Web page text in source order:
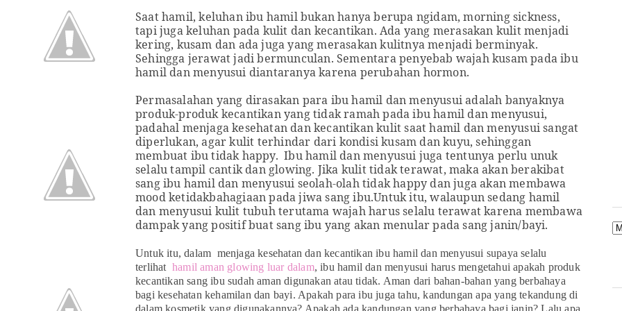
Saathamil, keluhan ibu hamil bukan hanya berupa ngidam, morning sickness,
tapi juga keluhan pada kulit dan kecantikan. Ada yang merasakan kulitmenjadi
kering, kusam dan ada juga yang merasakan kulitnya menjadi berminyak.
Sehingga jerawat jadi bermunculan. Sementara penyebab wajah kusam pada ibu
hamil dan menyusui diantaranya karena perubahan hormon.
Permasalahan yang dirasakan para ibu hamil dan menyusuiadalah banyaknya
produk-produk kecantikan yangtidak ramah pada ibu hamil dan menyusui,
padahal menjaga kesehatan dan kecantikan kulitsaathamil dan menyusui sangat
diperlukan, agar kulit terhindar dari kondisikusam dan kuyu, sehinggan
membuat ibu tidak happy. Ibu hamil dan menyusui juga tentunya perlu unuk
selalutampil cantik dan glowing. Jika kulittidakterawat,makaakan berakibat
sang ibu hamildan menyusui seolah-olahtidak happy dan juga akan membawa
mood ketidakbahagiaan pada jiwa sang ibu.Untuk itu, walaupun sedang hamil
dan menyusui kulit tubuh terutama wajah harus selalu terawat karena membawa
dampak yang positif buat sang ibu yang akan menular pada sang janin/bayi.
Untuk itu, dalam menjaga kesehatan dan kecantikan ibu hamil dan menyusui supaya selalu
terlihat hamil aman glowing luar dalam, ibu hamil dan menyusui harus mengetahui apakah produk
kecantikan sang ibu sudah aman digunakan atau tidak. Aman dari bahan-bahan yang berbahaya
bagi kesehatan kehamilan dan bayi. Apakah para ibujuga tahu, kandungan apa yangtekandung di
dalam kosmetik yang digunakannya? Apakah ada kandungan yang berbahaya bagi janin? Lalu apa